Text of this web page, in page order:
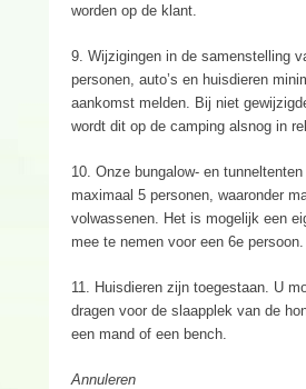
worden op de klant.
9. Wijzigingen in de samenstelling
personen, auto’s en huisdieren
aankomst melden. Bij niet
wordt dit op de camping alsnog in
10. Onze bungalow- en
maximaal 5 personen, waaronder
volwassenen. Het is mogelijk een
mee te nemen voor een 6e persoon.
11. Huisdieren zijn toegestaan. U
dragen voor de slaapplek van de
een mand of een bench.
Annuleren